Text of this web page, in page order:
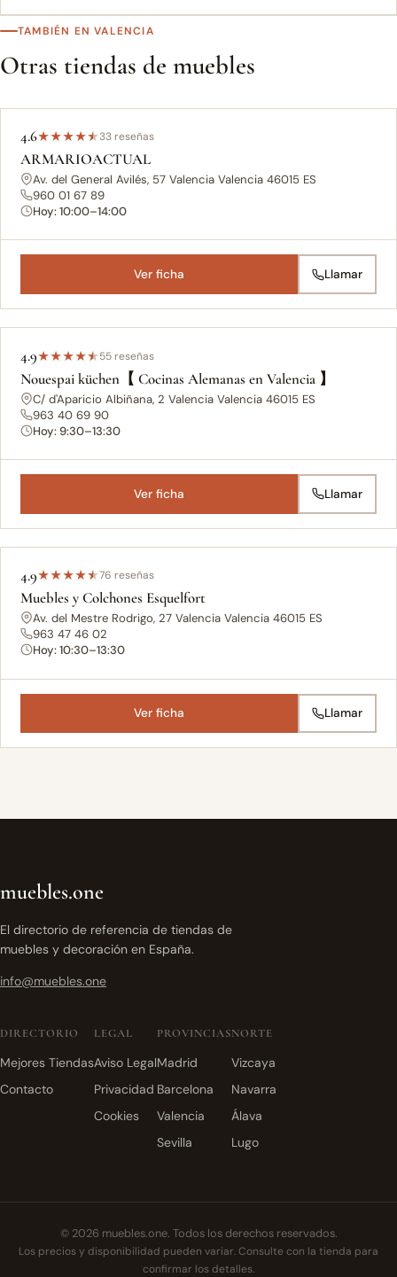
TAMBIÉN EN VALENCIA
Otras tiendas de muebles
4.6★★★★★33 reseñas
ARMARIOACTUAL
Av. del General Avilés, 57 Valencia Valencia 46015 ES
960 01 67 89
Hoy: 10:00–14:00
Ver ficha Llamar
4.9★★★★★55 reseñas
Nouespai küchen【 Cocinas Alemanas en Valencia 】
C/ d'Aparicio Albiñana, 2 Valencia Valencia 46015 ES
963 40 69 90
Hoy: 9:30–13:30
Ver ficha Llamar
4.9★★★★★76 reseñas
Muebles y Colchones Esquelfort
Av. del Mestre Rodrigo, 27 Valencia Valencia 46015 ES
963 47 46 02
Hoy: 10:30–13:30
Ver ficha Llamar
muebles.one
El directorio de referencia de tiendas de
muebles y decoración en España.
info@muebles.one
DIRECTORIO
Mejores Tiendas
Contacto
LEGAL
Aviso Legal
Privacidad
Cookies
PROVINCIAS
Madrid
Barcelona
Valencia
Sevilla
NORTE
Vizcaya
Navarra
Álava
Lugo
© 2026 muebles.one. Todos los derechos reservados.
Los precios y disponibilidad pueden variar. Consulte con la tienda para
confirmar los detalles.